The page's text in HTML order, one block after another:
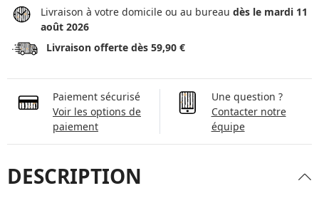
Livraison à votre domicile ou au bureau dès le mardi 11
août 2026
Livraison offerte dès 59,90 €
Paiement sécurisé
Voir les options de
paiement
Une question ?
Contacter notre
équipe
DESCRIPTION